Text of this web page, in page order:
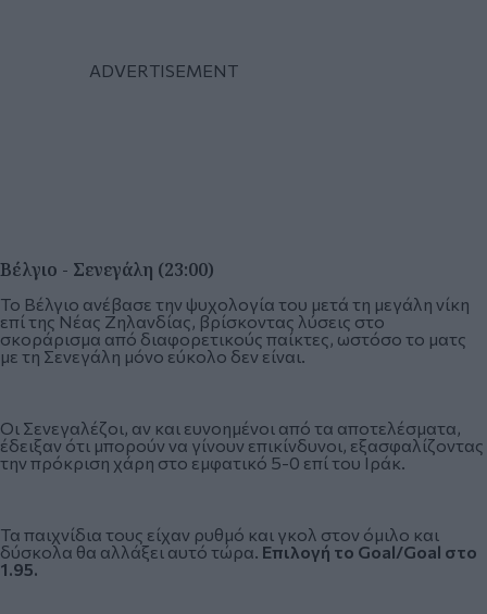
Βέλγιο - Σενεγάλη (23:00)
Το Βέλγιο ανέβασε την ψυχολογία του μετά τη μεγάλη νίκη
επί της Νέας Ζηλανδίας, βρίσκοντας λύσεις στο
σκοράρισμα από διαφορετικούς παίκτες, ωστόσο το ματς
με τη Σενεγάλη μόνο εύκολο δεν είναι.
Οι Σενεγαλέζοι, αν και ευνοημένοι από τα αποτελέσματα,
έδειξαν ότι μπορούν να γίνουν επικίνδυνοι, εξασφαλίζοντας
την πρόκριση χάρη στο εμφατικό 5-0 επί του Ιράκ.
Τα παιχνίδια τους είχαν ρυθμό και γκολ στον όμιλο και
δύσκολα θα αλλάξει αυτό τώρα. Επιλογή το Goal/Goal στο
1.95.